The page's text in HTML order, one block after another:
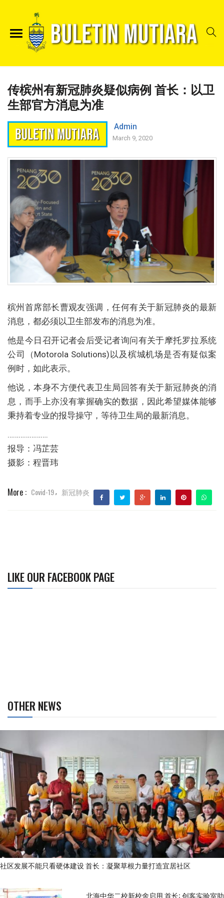
传槟州有新冠肺炎疑似病例 首长：以卫
生部官方消息为准
Admin
March 9, 2020
槟州首席部长曹观友强调，任何有关于新冠肺炎的最新
消息，都必须以卫生部发布的消息为准。
他是今日召开记者会后受记者询问有关于摩托罗拉系统
公司（Motorola Solutions)以及槟城机场是否有疑似案
例时，如此表示。
他说，本身不方便代表卫生局回答有关于新冠肺炎的消
息，而手上亦没有掌握确实的数据，因此希望媒体能够
秉持着专业的报导操守，等待卫生局的最新消息。
………………….
报导：冯芷芸
摄影：程晋玮
More : Covid-19, 新冠肺炎
LIKE OUR FACEBOOK PAGE
OTHER NEWS
社区发展不能只看硬体建设 首长：凝聚草根力量打造宜居社区
北海中华二校新校舍启用 首长: 创客实验室助